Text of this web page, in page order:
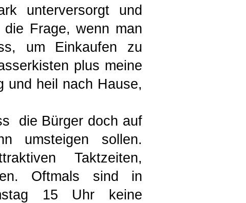
unterversorgt und
Frage, wenn man
um Einkaufen zu
plus meine
und heil nach Hause,
die Bürger doch auf
umsteigen sollen.
Taktzeiten,
Oftmals sind in
15 Uhr keine